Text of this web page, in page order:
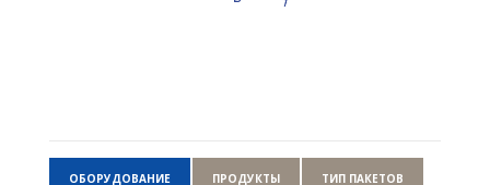
ОБОРУДОВАНИЕ ПРОДУКТЫ ТИП ПАКЕТОВ